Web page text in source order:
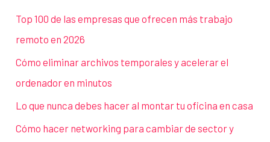
Top 100 de las empresas que ofrecen más trabajo
remoto en 2026
Cómo eliminar archivos temporales y acelerar el
ordenador en minutos
Lo que nunca debes hacer al montar tu oficina en casa
Cómo hacer networking para cambiar de sector y